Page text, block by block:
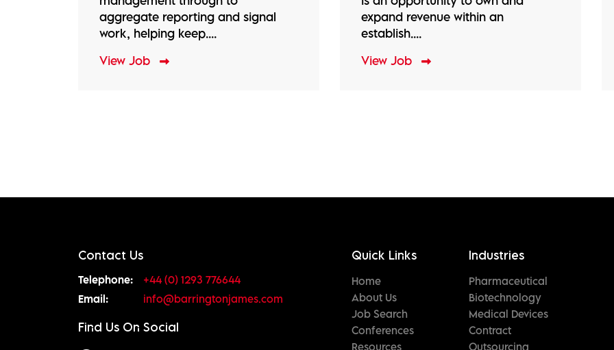
aggregate reporting and signal
work, helping keep....
View Job
expand revenue within an
establish....
View Job
Contact Us
Telephone:
+44 (0) 1293 776644
Email:
info@barringtonjames.com
Find Us On Social
Quick Links
Home
About Us
Job Search
Conferences
Resources
Industries
Pharmaceutical
Biotechnology
Medical Devices
Contract
Outsourcing